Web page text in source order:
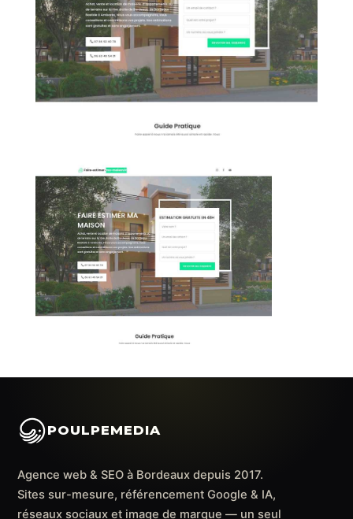
POULPEMEDIA
Agence web & SEO à Bordeaux depuis 2017.
Sites sur-mesure, référencement Google & IA,
réseaux sociaux et image de marque — un seul